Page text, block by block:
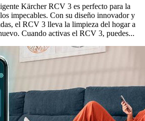
Kärcher RCV 3 es perfecto para la
impecables. Con su diseño innovador y
el RCV 3 lleva la limpieza del hogar a
Cuando activas el RCV 3, puedes...